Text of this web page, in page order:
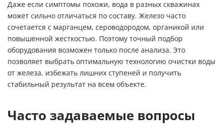
Даже если симптомы похожи, вода в разных скважинах
может сильно отличаться по составу. Железо часто
сочетается с марганцем, сероводородом, органикой или
повышенной жесткостью. Поэтому точный подбор
оборудования возможен только после анализа. Это
позволяет выбрать оптимальную технологию очистки воды
от железа, избежать лишних ступеней и получить
стабильный результат на всем объекте.
Часто задаваемые вопросы